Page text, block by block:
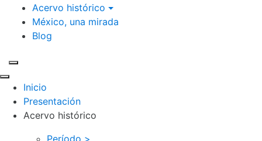
Acervo histórico
México, una mirada
Blog
Inicio
Presentación
Acervo histórico
Período >